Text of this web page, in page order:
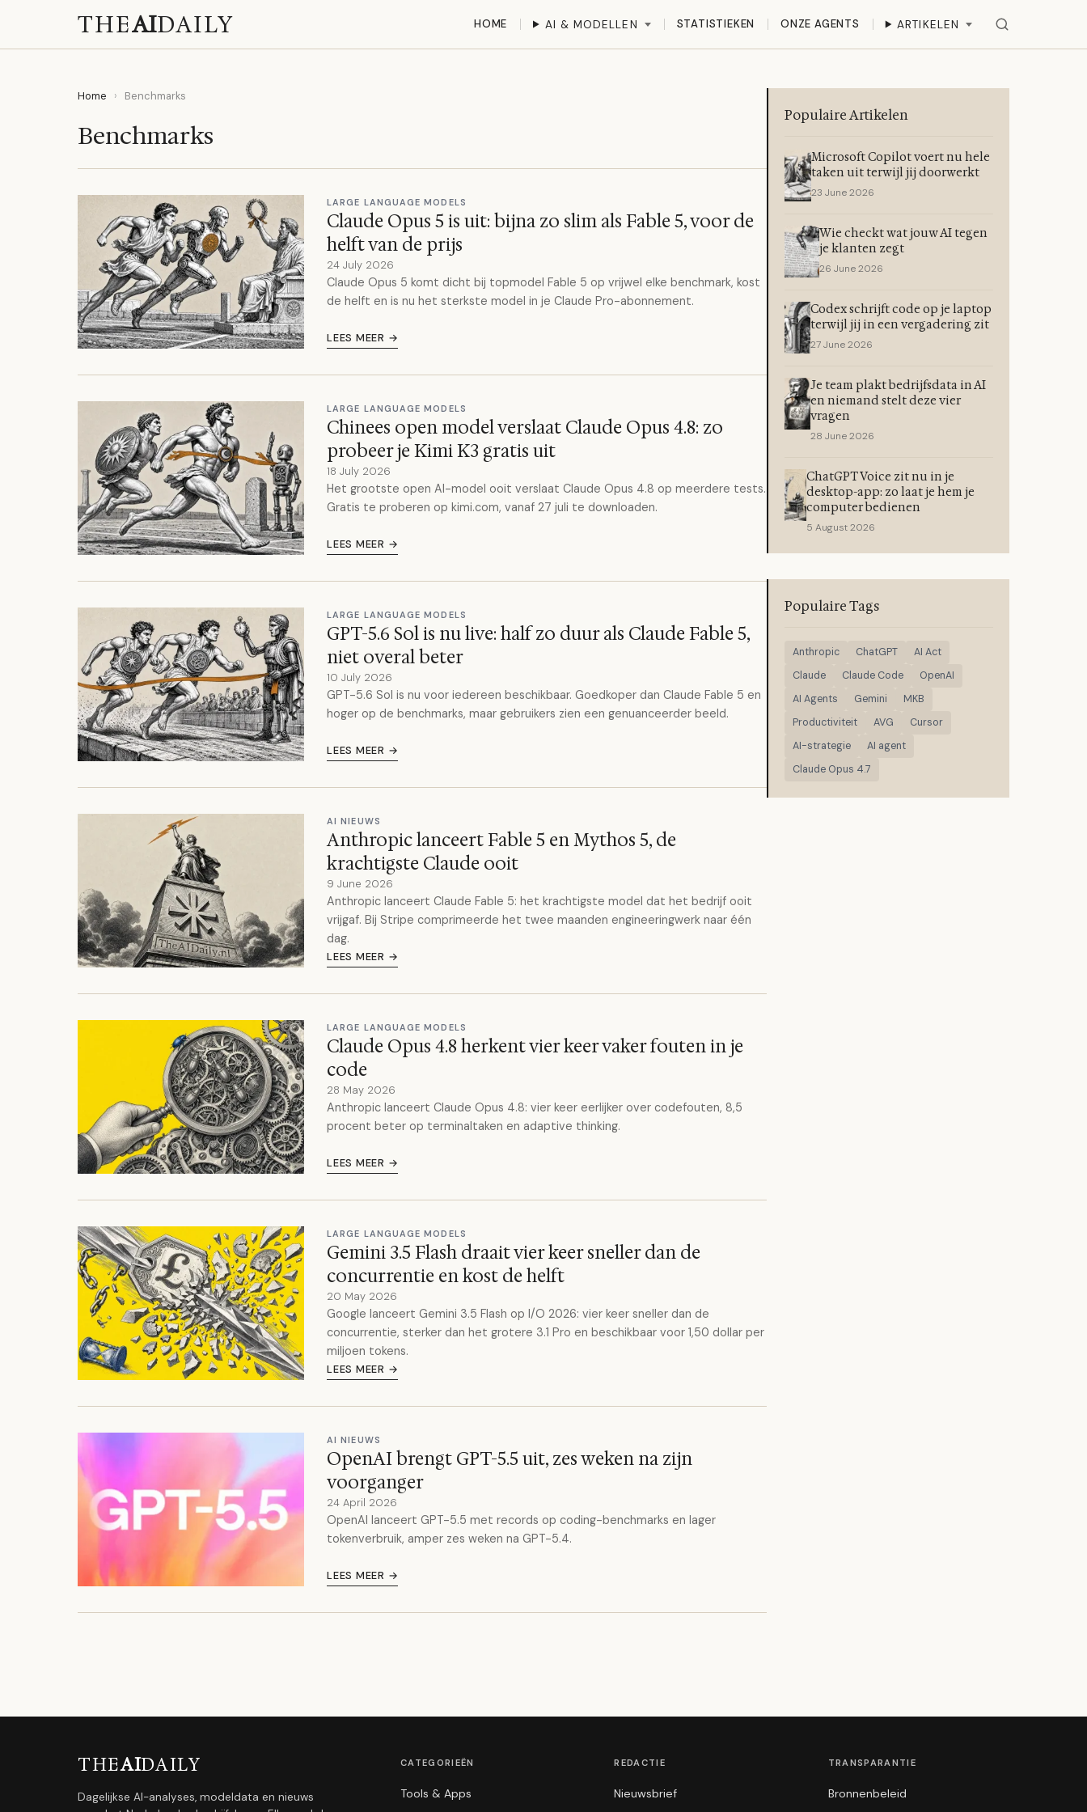
THEAIDAILY HOME AI & MODELLEN STATISTIEKEN ONZE AGENTS ARTIKELEN
Home › Benchmarks
Benchmarks
LARGE LANGUAGE MODELS
Claude Opus 5 is uit: bijna zo slim als Fable 5, voor de
helft van de prijs
24 July 2026
Claude Opus 5 komt dicht bij topmodel Fable 5 op vrijwel elke benchmark, kost
de helft en is nu het sterkste model in je Claude Pro-abonnement.
LEES MEER →
LARGE LANGUAGE MODELS
Chinees open model verslaat Claude Opus 4.8: zo
probeer je Kimi K3 gratis uit
18 July 2026
Het grootste open AI-model ooit verslaat Claude Opus 4.8 op meerdere tests.
Gratis te proberen op kimi.com, vanaf 27 juli te downloaden.
LEES MEER →
LARGE LANGUAGE MODELS
GPT-5.6 Sol is nu live: half zo duur als Claude Fable 5,
niet overal beter
10 July 2026
GPT-5.6 Sol is nu voor iedereen beschikbaar. Goedkoper dan Claude Fable 5 en
hoger op de benchmarks, maar gebruikers zien een genuanceerder beeld.
LEES MEER →
AI NIEUWS
Anthropic lanceert Fable 5 en Mythos 5, de
krachtigste Claude ooit
9 June 2026
Anthropic lanceert Claude Fable 5: het krachtigste model dat het bedrijf ooit
vrijgaf. Bij Stripe comprimeerde het twee maanden engineeringwerk naar één
dag.
LEES MEER →
LARGE LANGUAGE MODELS
Claude Opus 4.8 herkent vier keer vaker fouten in je
code
28 May 2026
Anthropic lanceert Claude Opus 4.8: vier keer eerlijker over codefouten, 8,5
procent beter op terminaltaken en adaptive thinking.
LEES MEER →
LARGE LANGUAGE MODELS
Gemini 3.5 Flash draait vier keer sneller dan de
concurrentie en kost de helft
20 May 2026
Google lanceert Gemini 3.5 Flash op I/O 2026: vier keer sneller dan de
concurrentie, sterker dan het grotere 3.1 Pro en beschikbaar voor 1,50 dollar per
miljoen tokens.
LEES MEER →
AI NIEUWS
OpenAI brengt GPT-5.5 uit, zes weken na zijn
voorganger
24 April 2026
OpenAI lanceert GPT-5.5 met records op coding-benchmarks en lager
tokenverbruik, amper zes weken na GPT-5.4.
LEES MEER →
Populaire Artikelen
Microsoft Copilot voert nu hele
taken uit terwijl jij doorwerkt
23 June 2026
Wie checkt wat jouw AI tegen
je klanten zegt
26 June 2026
Codex schrijft code op je laptop
terwijl jij in een vergadering zit
27 June 2026
Je team plakt bedrijfsdata in AI
en niemand stelt deze vier
vragen
28 June 2026
ChatGPT Voice zit nu in je
desktop-app: zo laat je hem je
computer bedienen
5 August 2026
Populaire Tags
Anthropic ChatGPT
AI Act
Claude
Claude Code
OpenAI
AI Agents
Gemini
MKB
Productiviteit
AVG
Cursor
AI-strategie
AI agent
Claude Opus 4.7
THEAIDAILY
Dagelijkse AI-analyses, modeldata en nieuws
CATEGORIEËN
Tools & Apps
REDACTIE
Nieuwsbrief
TRANSPARANTIE
Bronnenbeleid